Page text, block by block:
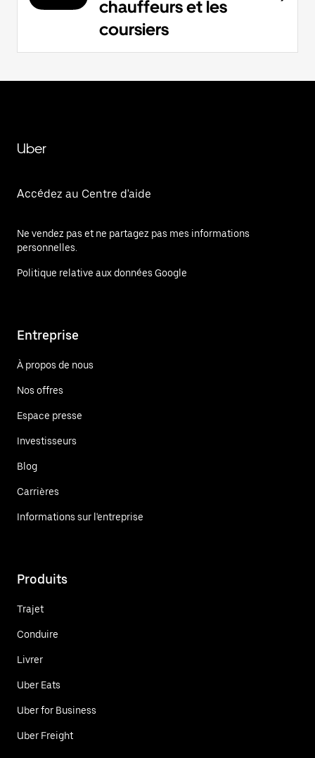
chauffeurs et les
coursiers
Uber
Accédez au Centre d'aide
Ne vendez pas et ne partagez pas mes informations
personnelles.
Politique relative aux données Google
Entreprise
À propos de nous
Nos offres
Espace presse
Investisseurs
Blog
Carrières
Informations sur l'entreprise
Produits
Trajet
Conduire
Livrer
Uber Eats
Uber for Business
Uber Freight